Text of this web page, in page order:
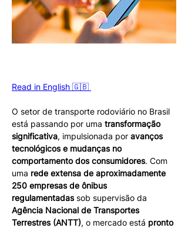
Read in English 🇬🇧
O setor de transporte rodoviário no Brasil
está passando por uma transformação
significativa, impulsionada por avanços
tecnológicos e mudanças no
comportamento dos consumidores. Com
uma rede extensa de aproximadamente
250 empresas de ônibus
regulamentadas sob supervisão da
Agência Nacional de Transportes
Terrestres (ANTT), o mercado está pronto